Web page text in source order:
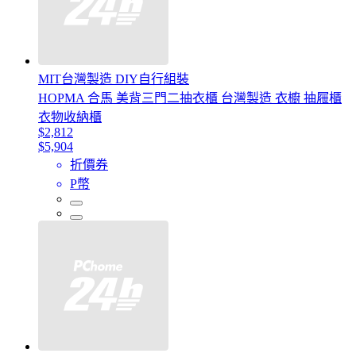
MIT台灣製造 DIY自行組裝
HOPMA 合馬 美背三門二抽衣櫃 台灣製造 衣櫥 抽屜櫃
衣物收納櫃
$2,812
$5,904
折價券
P幣